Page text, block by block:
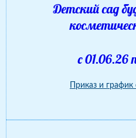
Детский сад
с 01.06.26
Приказ и